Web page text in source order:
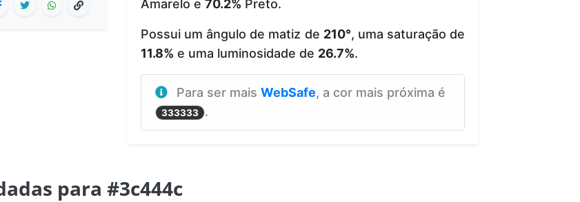
Amarelo e 70.2% Preto.
Possui um ângulo de matiz de 210°, uma saturação de
11.8% e uma luminosidade de 26.7%.
Para ser mais WebSafe, a cor mais próxima é
333333 .
para #3c444c